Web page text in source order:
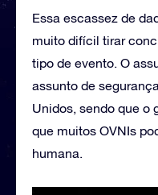
Essa escassez de
muito difícil tirar
tipo de evento. O
assunto de
Unidos, sendo que o
que muitos OVNIs
humana.